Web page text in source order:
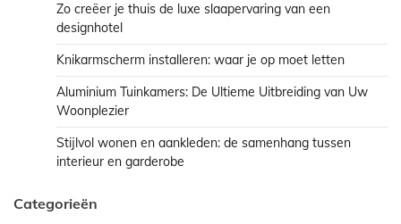
Zo creëer je thuis de luxe slaapervaring van een
designhotel
Knikarmscherm installeren: waar je op moet letten
Aluminium Tuinkamers: De Ultieme Uitbreiding van Uw
Woonplezier
Stijlvol wonen en aankleden: de samenhang tussen
interieur en garderobe
Categorieën